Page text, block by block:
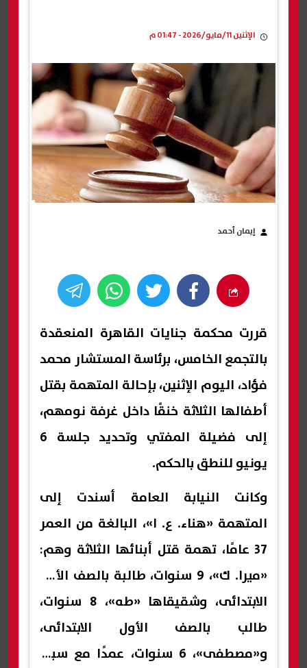
الإثنين 11/مايو/2026 - 01:47 م
إيمان أحمد
قررت محكمة جنايات القاهرة المنعقدة
بالتجمع الخامس، برئاسة المستشار محمد
فؤاد، اليوم الإثنين، بإحالة المتهمة بقتل
أطفالها الثلاثة خنقًا داخل غرفة نومهم،
إلى فضيلة المفتي وتحديد جلسة 6
يونيو للنطق بالحكم.
وكانت النيابة العامة أسندت إلى
المتهمة «هناء. ع. ا»، البالغة من العمر
37 عامًا، تهمة قتل أبنائها الثلاثة وهم:
«ميرا. ك»، 9 سنوات، طالبة بالصف الأول
الابتدائى، وشقيقاها «طه»، 8 سنوات،
طالب بالصف الأول الابتدائى،
و«مصطفى»، 6 سنوات، عمدًا مع سبق